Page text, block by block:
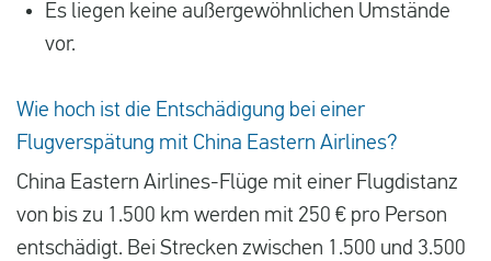
Es liegen keine außergewöhnlichen Umstände
vor.
Wie hoch ist die Entschädigung bei einer
Flugverspätung mit China Eastern Airlines?
China Eastern Airlines-Flüge mit einer Flugdistanz
von bis zu 1.500 km werden mit 250 € pro Person
entschädigt. Bei Strecken zwischen 1.500 und 3.500